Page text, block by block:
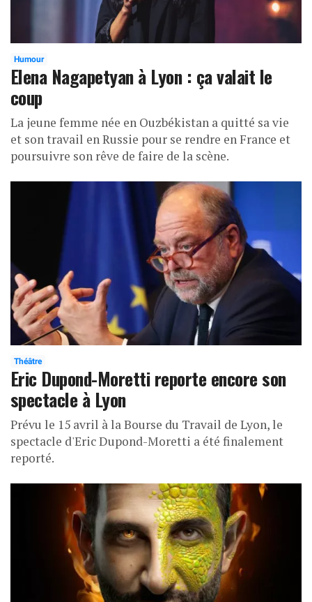
Humour
Elena Nagapetyan à Lyon : ça valait le
coup
La jeune femme née en Ouzbékistan a quitté sa vie
et son travail en Russie pour se rendre en France et
poursuivre son rêve de faire de la scène.
Théâtre
Eric Dupond-Moretti reporte encore son
spectacle à Lyon
Prévu le 15 avril à la Bourse du Travail de Lyon, le
spectacle d'Eric Dupond-Moretti a été finalement
reporté.